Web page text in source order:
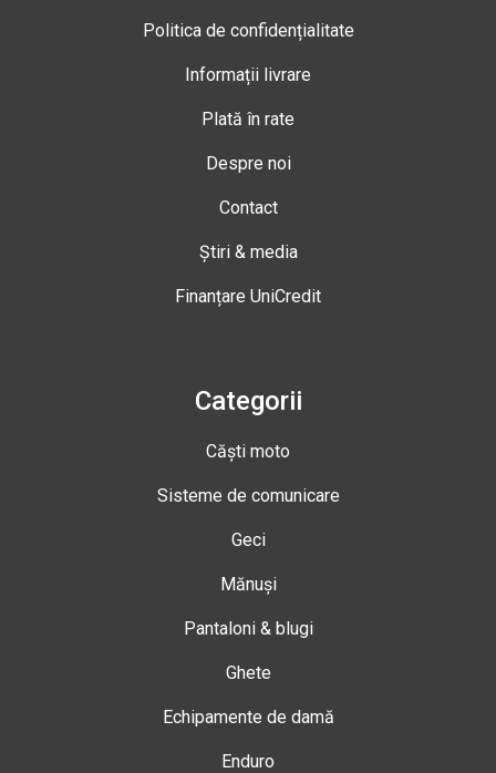
Politica de confidențialitate
Informații livrare
Plată în rate
Despre noi
Contact
Știri & media
Finanțare UniCredit
Categorii
Căști moto
Sisteme de comunicare
Geci
Mănuși
Pantaloni & blugi
Ghete
Echipamente de damă
Enduro